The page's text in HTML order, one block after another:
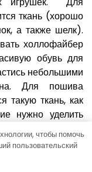
ткань (хорошо
а также шелк).
холлофайбер
обувь для
небольшими
Для пошива
такую ткань, как
нужно уделить
куклы.
прическа.
готовых
чтобы помочь
пользовательский